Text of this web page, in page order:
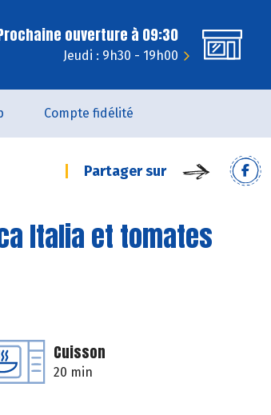
ouverture à 09:30
Jeudi : 9h30 - 19h00
Compte fidélité
Partager sur
Italia et tomates
Cuisson
20 min